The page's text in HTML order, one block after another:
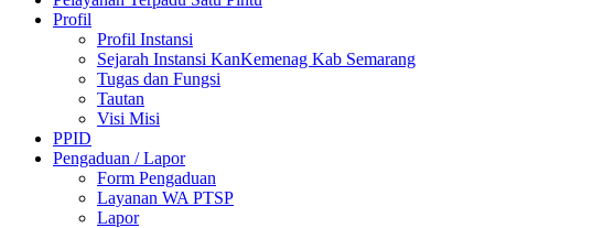
Profil
Profil Instansi
Sejarah Instansi KanKemenag Kab Semarang
Tugas dan Fungsi
Tautan
Visi Misi
PPID
Pengaduan / Lapor
Form Pengaduan
Layanan WA PTSP
Lapor